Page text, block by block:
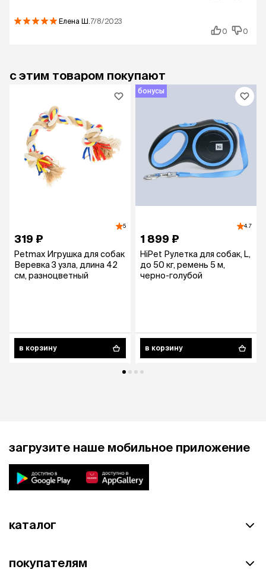
Елена Ш. 7/8/2023
0
0
с этим товаром покупают
5
319 ₽
Petmax Игрушка для собак
Веревка 3 узла, длина 42
см, разноцветный
в корзину
бонусы
4.7
1 899 ₽
HiPet Рулетка для собак, L,
до 50 кг, ремень 5 м,
черно-голубой
в корзину
загрузите наше мобильное приложение
каталог
покупателям